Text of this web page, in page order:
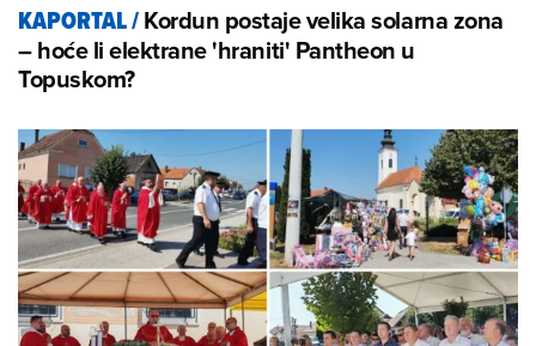
KAPORTAL/Kordun postaje velika solarna zona
– hoće li elektrane 'hraniti' Pantheon u
Topuskom?